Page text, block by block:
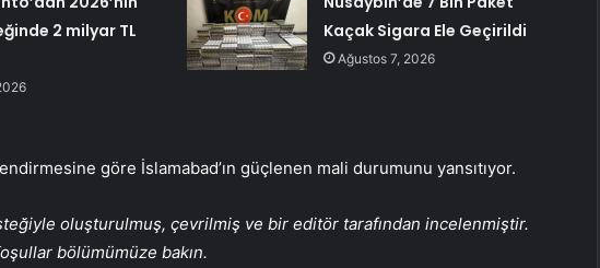
2 milyar TL
Kaçak Sigara Ele Geçirildi
Ağustos 7, 2026
göre İslamabad’ın güçlenen mali durumunu yansıtıyor.
oluşturulmuş, çevrilmiş ve bir editör tarafından incelenmiştir.
bölümümüze bakın.